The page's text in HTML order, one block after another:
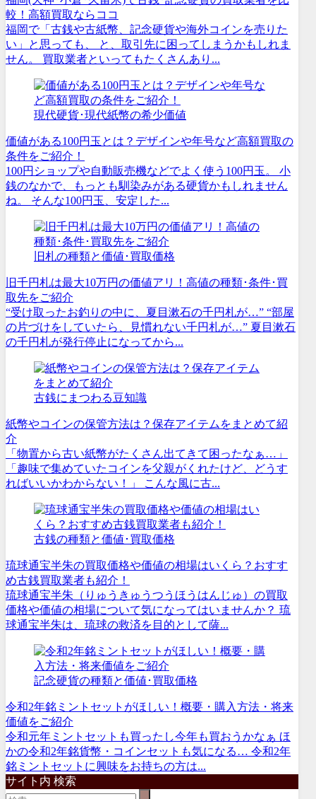
較！高額買取ならココ
福岡で「古銭や古紙幣、記念硬貨や海外コインを売りた
い」と思っても、 と、取引先に困ってしまうかもしれま
せん。 買取業者といってもたくさんあり...
現代硬貨･現代紙幣の希少価値
価値がある100円玉とは？デザインや年号など高額買取の
条件をご紹介！
100円ショップや自動販売機などでよく使う100円玉。 小
銭のなかで、もっとも馴染みがある硬貨かもしれません
ね。 そんな100円玉、安定した...
旧札の種類と価値･買取価格
旧千円札は最大10万円の価値アリ！高値の種類･条件･買
取先をご紹介
“受け取ったお釣りの中に、夏目漱石の千円札が…” “部屋
の片づけをしていたら、見慣れない千円札が…” 夏目漱石
の千円札が発行停止になってから...
古銭にまつわる豆知識
紙幣やコインの保管方法は？保存アイテムをまとめて紹
介
「物置から古い紙幣がたくさん出てきて困ったなぁ…」
「趣味で集めていたコインを父親がくれたけど、どうす
ればいいかわからない！」 こんな風に古...
古銭の種類と価値･買取価格
琉球通宝半朱の買取価格や価値の相場はいくら？おすす
め古銭買取業者も紹介！
琉球通宝半朱（りゅうきゅうつうほうはんじゅ）の買取
価格や価値の相場について気になってはいませんか？ 琉
球通宝半朱は、琉球の救済を目的として薩...
記念硬貨の種類と価値･買取価格
令和2年銘ミントセットがほしい！概要・購入方法・将来
価値をご紹介
令和元年ミントセットも買ったし今年も買おうかなぁ ほ
かの令和2年銘貨幣・コインセットも気になる… 令和2年
銘ミントセットに興味をお持ちの方は...
サイト内 検索